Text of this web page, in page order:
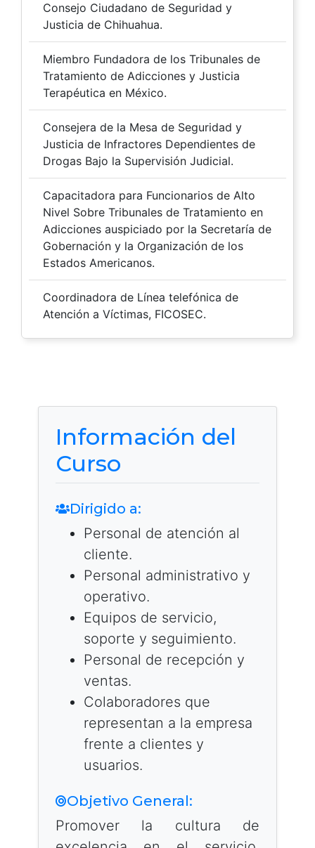
Consejo Ciudadano de Seguridad y
Justicia de Chihuahua.
Miembro Fundadora de los Tribunales de
Tratamiento de Adicciones y Justicia
Terapéutica en México.
Consejera de la Mesa de Seguridad y
Justicia de Infractores Dependientes de
Drogas Bajo la Supervisión Judicial.
Capacitadora para Funcionarios de Alto
Nivel Sobre Tribunales de Tratamiento en
Adicciones auspiciado por la Secretaría de
Gobernación y la Organización de los
Estados Americanos.
Coordinadora de Línea telefónica de
Atención a Víctimas, FICOSEC.
Información del
Curso
Dirigido a:
Personal de atención al
cliente.
Personal administrativo y
operativo.
Equipos de servicio,
soporte y seguimiento.
Personal de recepción y
ventas.
Colaboradores que
representan a la empresa
frente a clientes y
usuarios.
Objetivo General:
Promover la cultura de